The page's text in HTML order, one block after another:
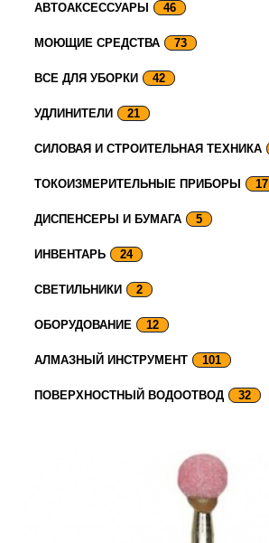
АВТОАКСЕССУАРЫ 46
МОЮЩИЕ СРЕДСТВА 73
ВСЕ ДЛЯ УБОРКИ 42
УДЛИНИТЕЛИ 21
СИЛОВАЯ И СТРОИТЕЛЬНАЯ ТЕХНИКА
ТОКОИЗМЕРИТЕЛЬНЫЕ ПРИБОРЫ 17
ДИСПЕНСЕРЫ И БУМАГА 5
ИНВЕНТАРЬ 24
СВЕТИЛЬНИКИ 2
ОБОРУДОВАНИЕ 12
АЛМАЗНЫЙ ИНСТРУМЕНТ 101
ПОВЕРХНОСТНЫЙ ВОДООТВОД 32